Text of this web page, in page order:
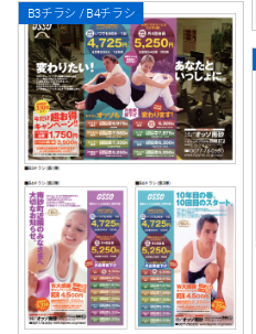
B3チラシ / B4チラシ